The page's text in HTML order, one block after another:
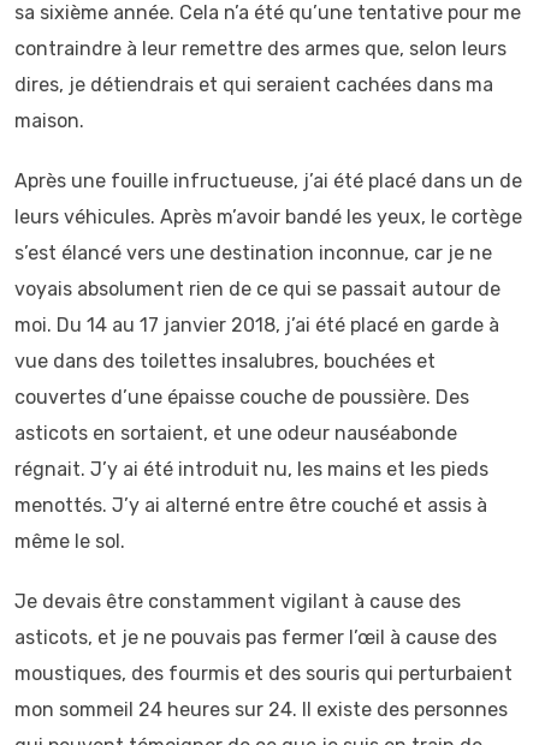
sa sixième année. Cela n’a été qu’une tentative pour me
contraindre à leur remettre des armes que, selon leurs
dires, je détiendrais et qui seraient cachées dans ma
maison.
Après une fouille infructueuse, j’ai été placé dans un de
leurs véhicules. Après m’avoir bandé les yeux, le cortège
s’est élancé vers une destination inconnue, car je ne
voyais absolument rien de ce qui se passait autour de
moi. Du 14 au 17 janvier 2018, j’ai été placé en garde à
vue dans des toilettes insalubres, bouchées et
couvertes d’une épaisse couche de poussière. Des
asticots en sortaient, et une odeur nauséabonde
régnait. J’y ai été introduit nu, les mains et les pieds
menottés. J’y ai alterné entre être couché et assis à
même le sol.
Je devais être constamment vigilant à cause des
asticots, et je ne pouvais pas fermer l’œil à cause des
moustiques, des fourmis et des souris qui perturbaient
mon sommeil 24 heures sur 24. Il existe des personnes